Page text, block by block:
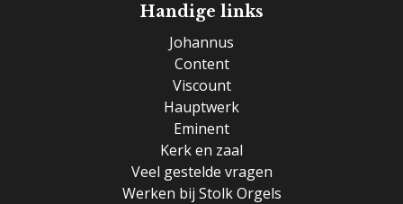
Handige links
Johannus
Content
Viscount
Hauptwerk
Eminent
Kerk en zaal
Veel gestelde vragen
Werken bij Stolk Orgels